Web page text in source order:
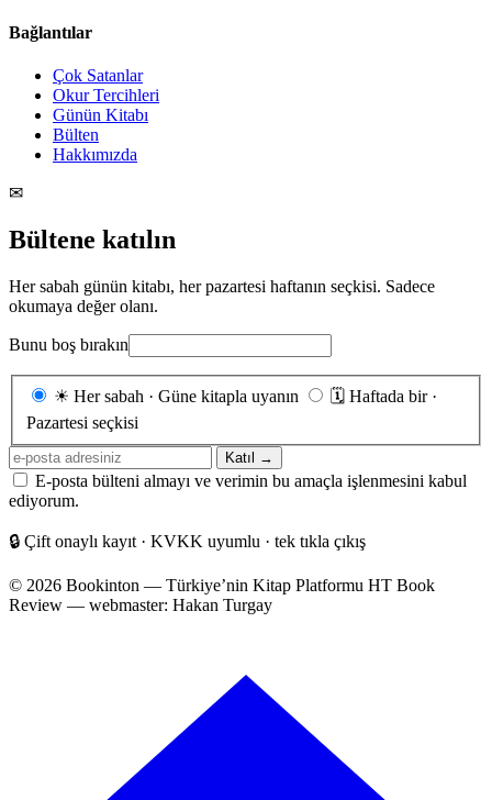
Bağlantılar
Çok Satanlar
Okur Tercihleri
Günün Kitabı
Bülten
Hakkımızda
✉
Bültene katılın
Her sabah günün kitabı, her pazartesi haftanın seçkisi. Sadece
okumaya değer olanı.
Bunu boş bırakın
Gönderim
☀ Her sabah · Güne kitapla uyanın 🗓 Haftada bir ·
Pazartesi seçkisi
E-
posta
adresiniz
Katıl →
E-posta bülteni almayı ve verimin bu amaçla işlenmesini kabul
ediyorum.
🔒 Çift onaylı kayıt · KVKK uyumlu · tek tıkla çıkış
© 2026 Bookinton — Türkiye’nin Kitap Platformu HT Book
Review — webmaster: Hakan Turgay